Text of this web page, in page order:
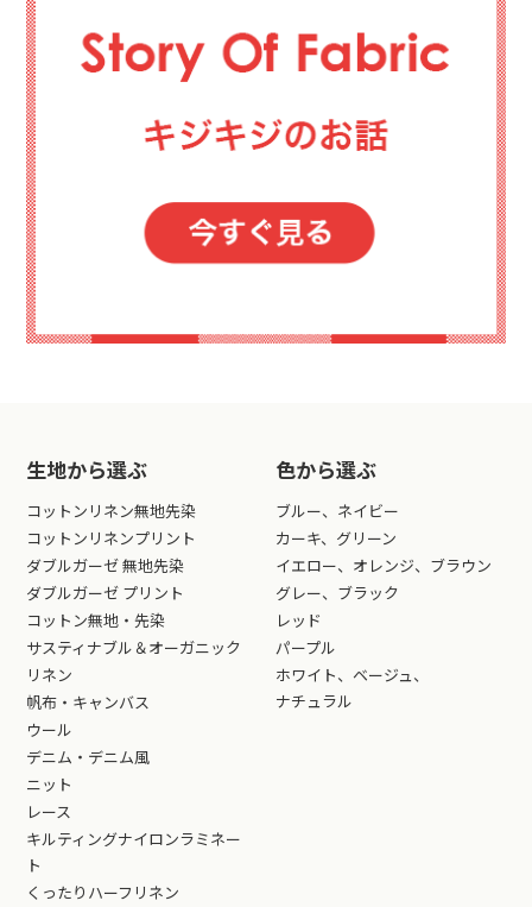
生地から選ぶ
コットンリネン無地先染
コットンリネンプリント
ダブルガーゼ 無地先染
ダブルガーゼ プリント
コットン無地・先染
サスティナブル＆オーガニック
リネン
帆布・キャンバス
ウール
デニム・デニム風
ニット
レース
キルティングナイロンラミネー
ト
くったりハーフリネン
色から選ぶ
ブルー、ネイビー
カーキ、グリーン
イエロー、オレンジ、ブラウン
グレー、ブラック
レッド
パープル
ホワイト、ベージュ、
ナチュラル